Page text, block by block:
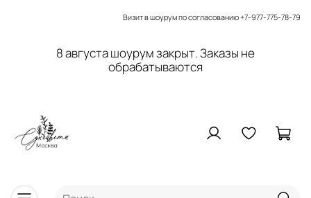
Визит в шоурум по согласованию+7-977-775-78-79
8 августа шоурум закрыт. Заказы не
обрабатываются